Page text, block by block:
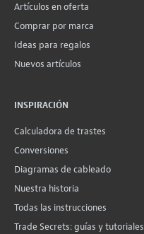
Artículos en oferta
Comprar por marca
Ideas para regalos
Nuevos artículos
INSPIRACIÓN
Calculadora de trastes
Conversiones
Diagramas de cableado
Nuestra historia
Todas las instrucciones
Trade Secrets: guías y tutoriales